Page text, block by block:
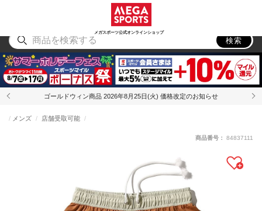
メガスポーツ公式オンラインショップ
アウトドア
検索
ゴールドウィン商品 2026年8月25日(火) 価格改定のお知らせ
メンズ 店舗受取可能
商品番号： 84837111